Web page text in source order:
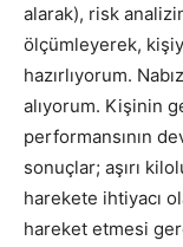
alarak), risk
ölçümleyerek,
hazırlıyorum.
alıyorum. Kişinin
performansının
sonuçlar; aşırı
harekete ihtiyacı
hareket etmesi